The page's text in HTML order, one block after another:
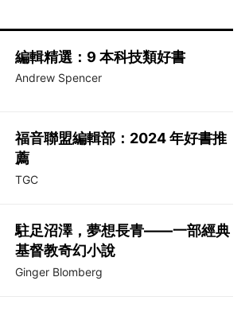
編輯精選：9 本科技類好書
Andrew Spencer
福音聯盟編輯部：2024 年好書推
薦
TGC
駐足沼澤，夢想長青——一部經典
基督教奇幻小說
Ginger Blomberg